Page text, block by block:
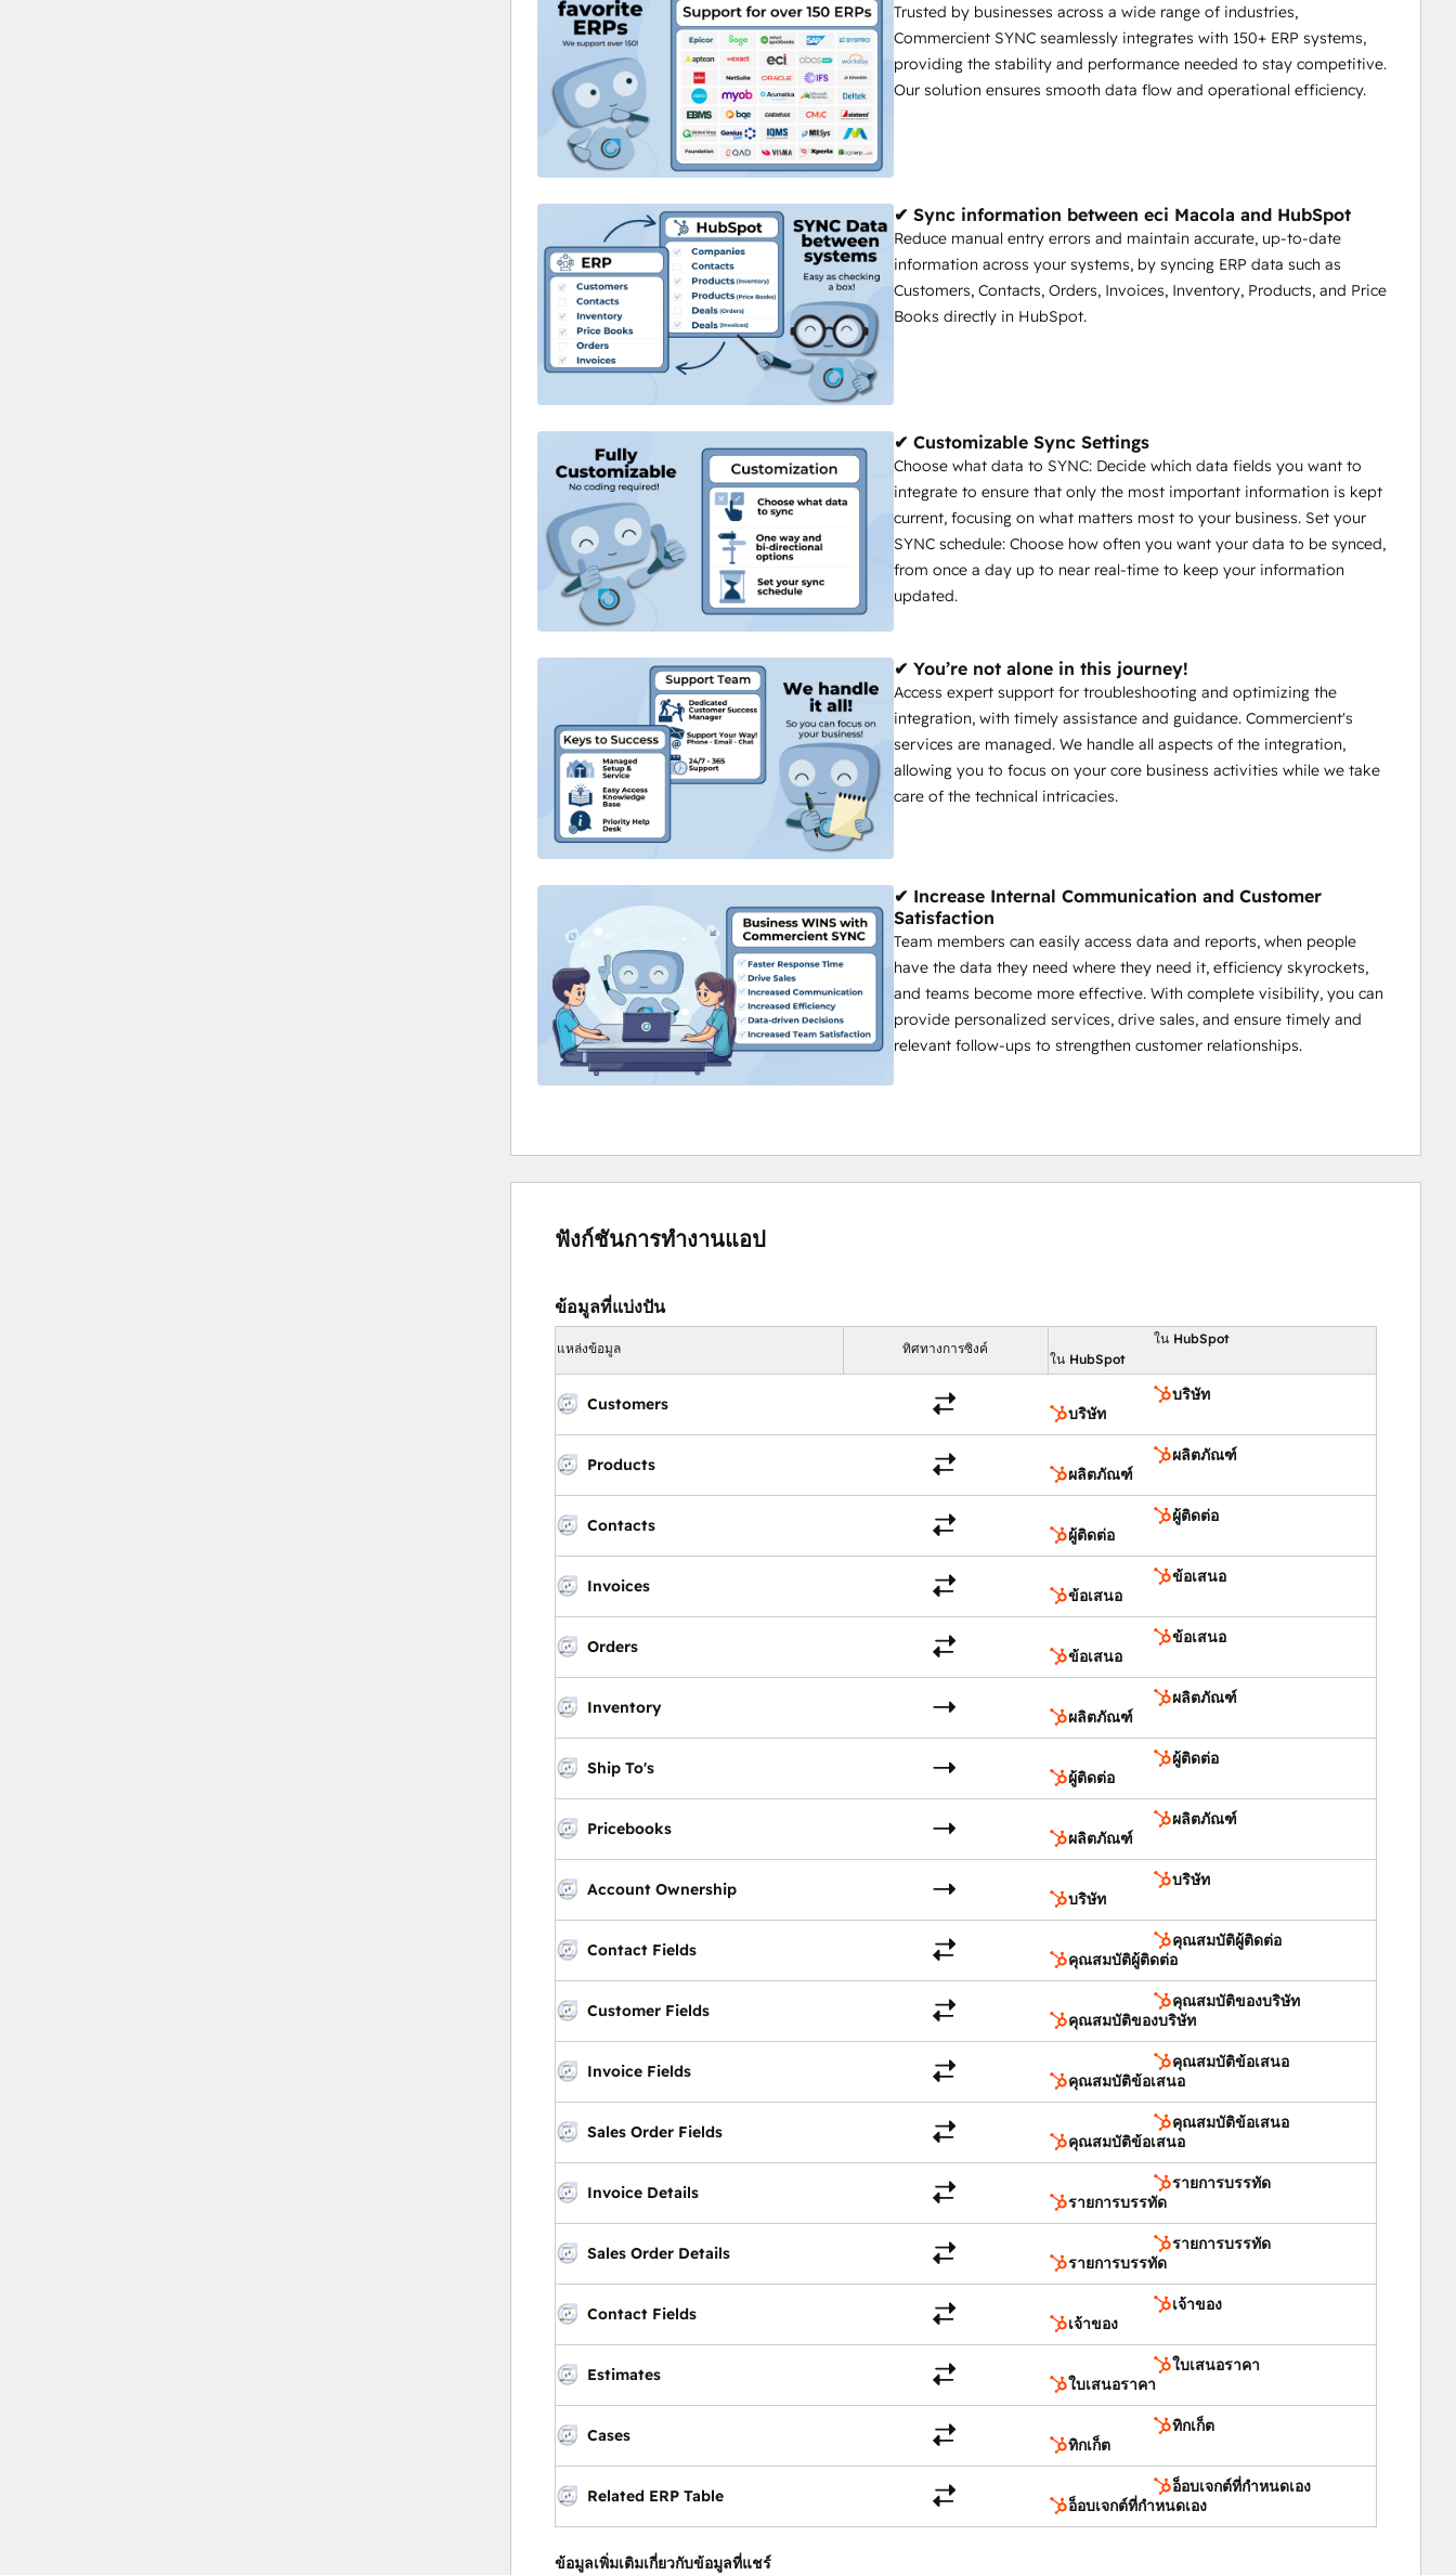
Trusted by businesses across a wide range of industries,
Commercient SYNC seamlessly integrates with 150+ ERP systems,
providing the stability and performance needed to stay competitive.
Our solution ensures smooth data flow and operational efficiency.
✔ Sync information between eci Macola and HubSpot
Reduce manual entry errors and maintain accurate, up-to-date
information across your systems, by syncing ERP data such as
Customers, Contacts, Orders, Invoices, Inventory, Products, and Price
Books directly in HubSpot.
✔ Customizable Sync Settings
Choose what data to SYNC: Decide which data fields you want to
integrate to ensure that only the most important information is kept
current, focusing on what matters most to your business. Set your
SYNC schedule: Choose how often you want your data to be synced,
from once a day up to near real-time to keep your information
updated.
✔ You’re not alone in this journey!
Access expert support for troubleshooting and optimizing the
integration, with timely assistance and guidance. Commercient's
services are managed. We handle all aspects of the integration,
allowing you to focus on your core business activities while we take
care of the technical intricacies.
✔ Increase Internal Communication and Customer
Satisfaction
Team members can easily access data and reports, when people
have the data they need where they need it, efficiency skyrockets,
and teams become more effective. With complete visibility, you can
provide personalized services, drive sales, and ensure timely and
relevant follow-ups to strengthen customer relationships.
ฟังก์ชันการทำงานแอป
ข้อมูลที่แบ่งปัน
แหล่งข้อมูล ทิศทางการซิงค์
ใน HubSpot
ใน HubSpot
Customers
บริษัท
บริษัท
Products
ผลิตภัณฑ์
ผลิตภัณฑ์
Contacts
ผู้ติดต่อ
ผู้ติดต่อ
Invoices
ข้อเสนอ
ข้อเสนอ
Orders
ข้อเสนอ
ข้อเสนอ
Inventory
ผลิตภัณฑ์
ผลิตภัณฑ์
Ship To's
ผู้ติดต่อ
ผู้ติดต่อ
Pricebooks
ผลิตภัณฑ์
ผลิตภัณฑ์
Account Ownership
บริษัท
บริษัท
Contact Fields
คุณสมบัติผู้ติดต่อ
คุณสมบัติผู้ติดต่อ
Customer Fields
คุณสมบัติของบริษัท
คุณสมบัติของบริษัท
Invoice Fields
คุณสมบัติข้อเสนอ
คุณสมบัติข้อเสนอ
Sales Order Fields
คุณสมบัติข้อเสนอ
คุณสมบัติข้อเสนอ
Invoice Details
รายการบรรทัด
รายการบรรทัด
Sales Order Details
รายการบรรทัด
รายการบรรทัด
Contact Fields
เจ้าของ
เจ้าของ
Estimates
ใบเสนอราคา
ใบเสนอราคา
Cases
ทิกเก็ต
ทิกเก็ต
Related ERP Table
อ็อบเจกต์ที่กำหนดเอง
อ็อบเจกต์ที่กำหนดเอง
ข้อมูลเพิ่มเติมเกี่ยวกับข้อมูลที่แชร์